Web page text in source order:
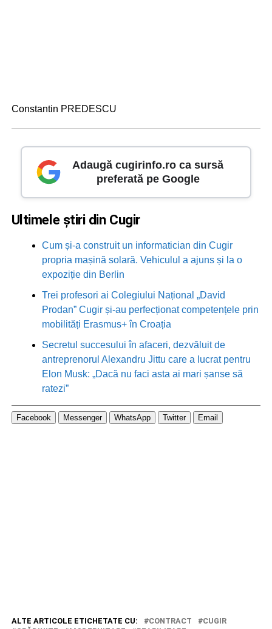
Constantin PREDESCU
Adaugă cugirinfo.ro ca sursă
preferată pe Google
Ultimele știri din Cugir
Cum și-a construit un informatician din Cugir
propria mașină solară. Vehiculul a ajuns și la o
expoziție din Berlin
Trei profesori ai Colegiului Național „David
Prodan” Cugir și-au perfecționat competențele prin
mobilități Erasmus+ în Croația
Secretul succesului în afaceri, dezvăluit de
antreprenorul Alexandru Jittu care a lucrat pentru
Elon Musk: „Dacă nu faci asta ai mari șanse să
ratezi”
Facebook Messenger WhatsApp Twitter Email
ALTE ARTICOLE ETICHETATE CU: CONTRACT
CUGIR